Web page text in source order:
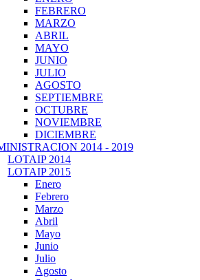
FEBRERO
MARZO
ABRIL
MAYO
JUNIO
JULIO
AGOSTO
SEPTIEMBRE
OCTUBRE
NOVIEMBRE
DICIEMBRE
2014 - 2019
LOTAIP 2014
LOTAIP 2015
Enero
Febrero
Marzo
Abril
Mayo
Junio
Julio
Agosto